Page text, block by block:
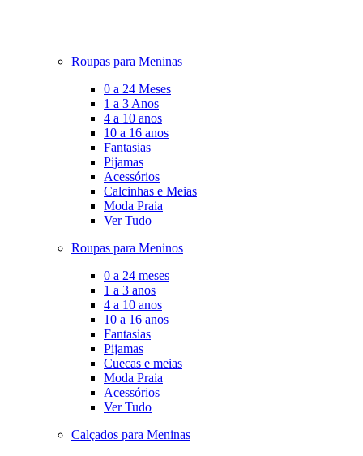
Roupas para Meninas
0 a 24 Meses
1 a 3 Anos
4 a 10 anos
10 a 16 anos
Fantasias
Pijamas
Acessórios
Calcinhas e Meias
Moda Praia
Ver Tudo
Roupas para Meninos
0 a 24 meses
1 a 3 anos
4 a 10 anos
10 a 16 anos
Fantasias
Pijamas
Cuecas e meias
Moda Praia
Acessórios
Ver Tudo
Calçados para Meninas